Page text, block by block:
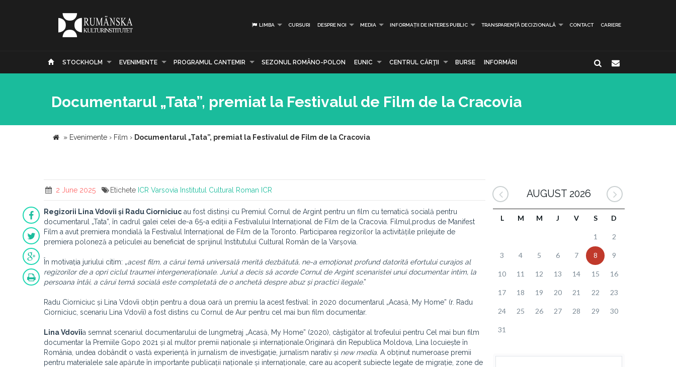
LIMBA CURSURI DESPRE NOI MEDIA INFORMAȚII DE INTERES PUBLIC TRANSPARENȚĂ DECIZIONALĂ CONTACT CARIERE
STOCKHOLM EVENIMENTE PROGRAMUL CANTEMIR SEZONUL ROMÂNO-POLON EUNIC CENTRUL CĂRŢII BURSE INFORMĂRI
Documentarul „Tata”, premiat la Festivalul de Film de la Cracovia
» Evenimente › Film › Documentarul „Tata”, premiat la Festivalul de Film de la Cracovia
2 June 2025 Etichete ICR Varsovia Institutul Cultural Roman ICR
Regizorii Lina Vdovîi și Radu Ciorniciuc au fost distinși cu Premiul Cornul de Argint pentru un film cu tematică socială pentru
documentarul „Tata”, în cadrul galei celei de-a 65-a ediții a Festivalului Internațional de Film de la Cracovia. Filmul ,produs de Manifest
Film a avut premiera mondială la Festivalul Internațional de Film de la Toronto. Participarea regizorilor la activitățile prilejuite de
premiera poloneză a peliculei au beneficiat de sprijinul Institutului Cultural Român de la Varșovia.
În motivația juriului citim: „acest film, a cărui temă universală merită dezbătută, ne-a emoționat profund datorită efortului curajos al
regizorilor de a opri ciclul traumei intergeneraționale. Juriul a decis să acorde Cornul de Argint scenaristei unui documentar intim, la
persoana întâi, a cărui temă socială este completată de o anchetă despre abuz și practici ilegale.”
Radu Ciorniciuc și Lina Vdovîi obțin pentru a doua oară un premiu la acest festival: în 2020 documentarul „Acasă, My Home” (r. Radu
Ciorniciuc, scenariu Lina Vdovîi) a fost distins cu Cornul de Aur pentru cel mai bun film documentar.
Lina Vdovîia semnat scenariul documentarului de lungmetraj „Acasă, My Home” (2020), câștigător al trofeului pentru Cel mai bun film
documentar la Premiile Gopo 2021 și al multor premii naționale și internaționale.Originară din Republica Moldova, Lina locuiește în
România, undea dobândit o vastă experiență în jurnalism de investigație, jurnalism narativ și new media . A obținut numeroase premii
pentru materialele sale apărute în importante publicații naționale și internaționale, care au acoperit subiecte legate de migrație, zone de
AUGUST 2026
L M M J V S D
1 2
3 4 5 6 7 8 9
10 11 12 13 14 15 16
17 18 19 20 21 22 23
24 25 26 27 28 29 30
31